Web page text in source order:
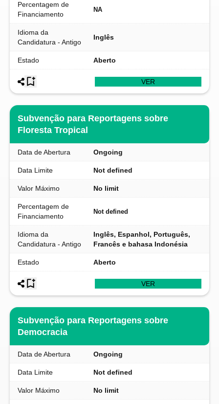
Percentagem de
Financiamento
NA
Idioma da
Candidatura - Antigo
Inglês
Estado Aberto
VER
Subvenção para Reportagens sobre
Floresta Tropical
Data de Abertura Ongoing
Data Limite Not defined
Valor Máximo No limit
Percentagem de
Financiamento
Not defined
Idioma da
Candidatura - Antigo
Inglês, Espanhol, Português,
Francês e bahasa Indonésia
Estado Aberto
VER
Subvenção para Reportagens sobre
Democracia
Data de Abertura Ongoing
Data Limite Not defined
Valor Máximo No limit